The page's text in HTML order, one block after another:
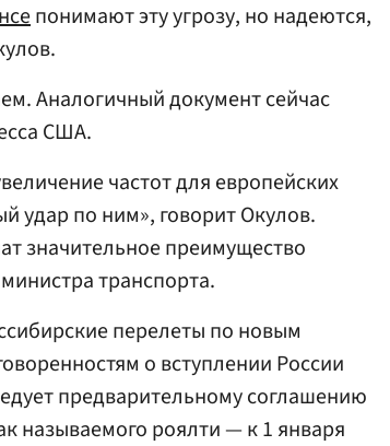
понимают эту угрозу, но надеются,
Аналогичный документ сейчас
США.
частот для европейских
удар по ним», говорит Окулов.
значительное преимущество
транспорта.
перелеты по новым
о вступлении России
предварительному соглашению
называемого роялти — к 1 января